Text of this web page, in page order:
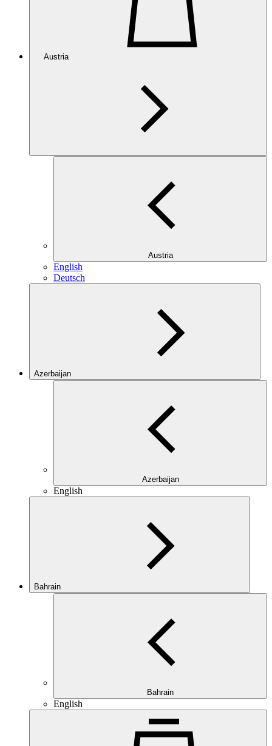
Austria
Austria
English
Deutsch
Azerbaijan
Azerbaijan
English
Bahrain
Bahrain
English